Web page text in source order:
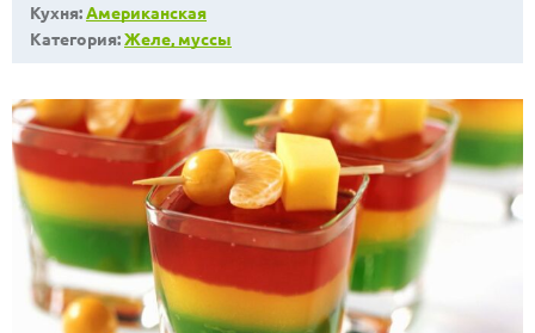
Кухня:Американская
Категория:Желе, муссы